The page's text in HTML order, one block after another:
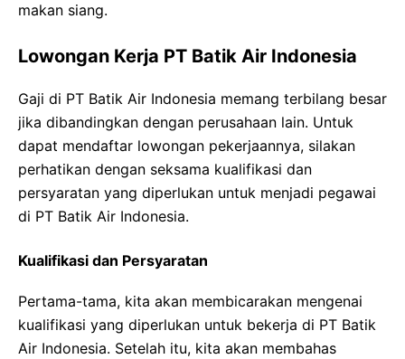
makan siang.
Lowongan Kerja PT Batik Air Indonesia
Gaji di PT Batik Air Indonesia memang terbilang besar
jika dibandingkan dengan perusahaan lain. Untuk
dapat mendaftar lowongan pekerjaannya, silakan
perhatikan dengan seksama kualifikasi dan
persyaratan yang diperlukan untuk menjadi pegawai
di PT Batik Air Indonesia.
Kualifikasi dan Persyaratan
Pertama-tama, kita akan membicarakan mengenai
kualifikasi yang diperlukan untuk bekerja di PT Batik
Air Indonesia. Setelah itu, kita akan membahas